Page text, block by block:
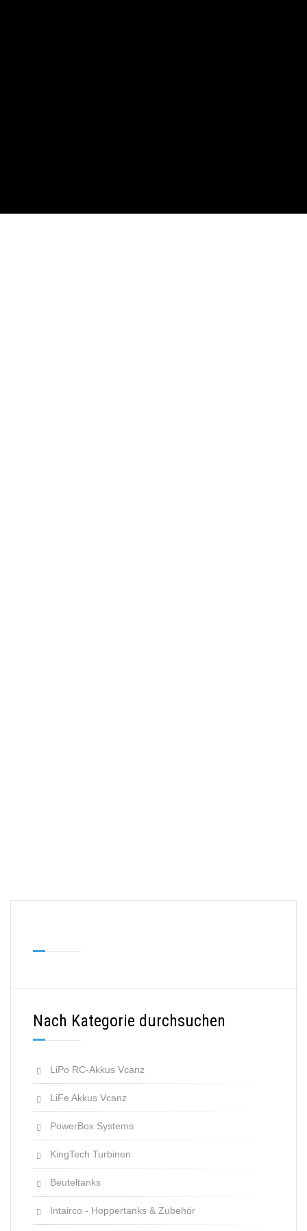
Nach Kategorie durchsuchen
LiPo RC-Akkus Vcanz
LiFe Akkus Vcanz
PowerBox Systems
KingTech Turbinen
Beuteltanks
Intairco - Hoppertanks & Zubehör